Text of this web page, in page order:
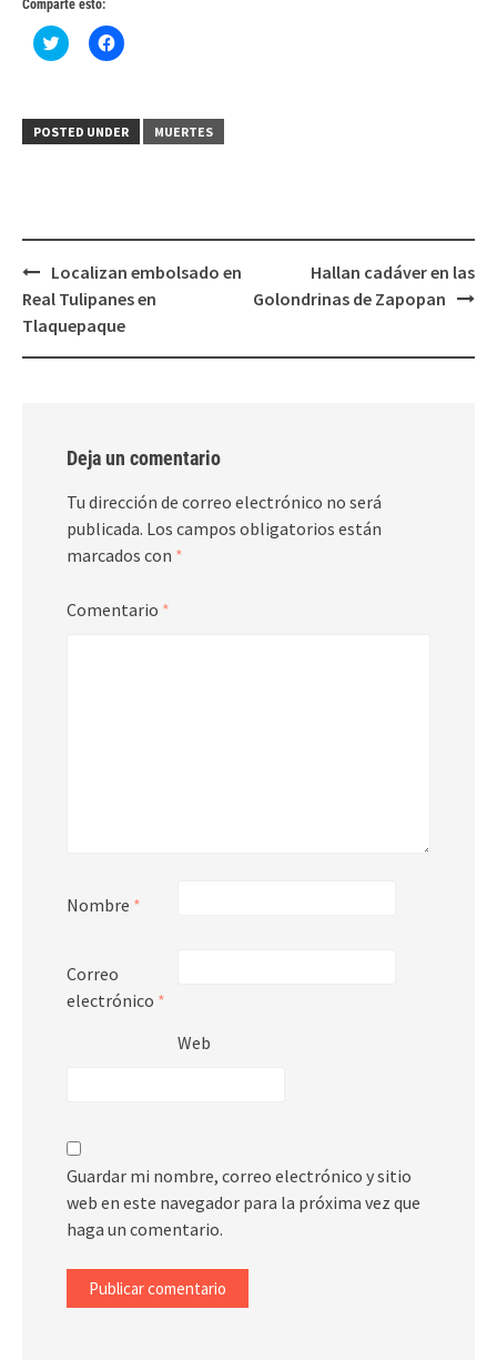
Comparte esto:
Haz
clic
(Se
abre
Haz
clic
(Se
abre
POSTED UNDER MUERTES
Post
navigation
Localizan embolsado en
Real Tulipanes en
Tlaquepaque
Hallan cadáver en las
Golondrinas de Zapopan
Deja un comentario
Tu dirección de correo electrónico no será
publicada. Los campos obligatorios están
marcados con *
Comentario *
Nombre *
Correo
electrónico *
Web
Guardar mi nombre, correo electrónico y sitio
web en este navegador para la próxima vez que
haga un comentario.